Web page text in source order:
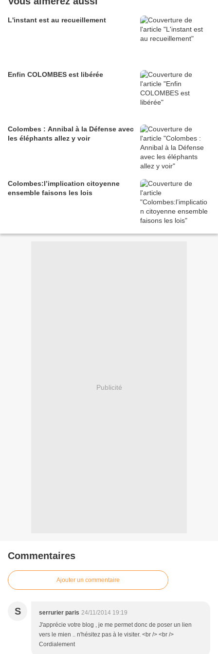
L'instant est au recueillement
Enfin COLOMBES est libérée
Colombes : Annibal à la Défense avec
les éléphants allez y voir
Colombes:l’implication citoyenne
ensemble faisons les lois
Publicité
Commentaires
Ajouter un commentaire
S serrurier paris 24/11/2014 19:19
J'apprécie votre blog , je me permet donc de poser un lien
vers le mien .. n'hésitez pas à le visiter. <br /> <br />
Cordialement